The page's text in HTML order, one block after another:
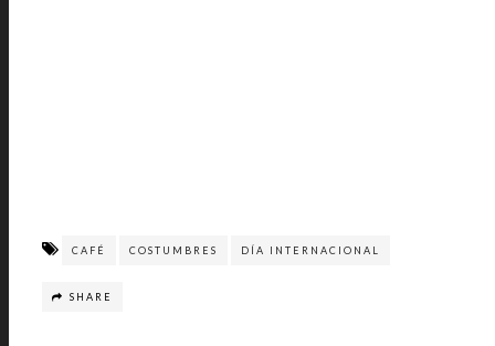
CAFÉ COSTUMBRES DÍA INTERNACIONAL
SHARE